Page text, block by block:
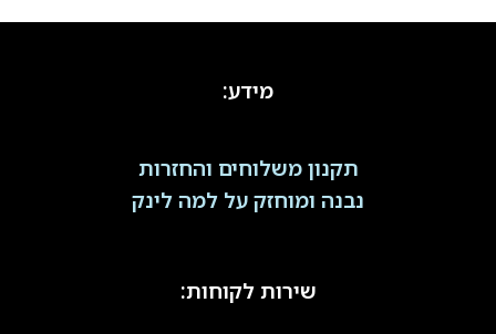
מידע:
תקנון משלוחים והחזרות
נבנה ומוחזק על למה לינק
שירות לקוחות: